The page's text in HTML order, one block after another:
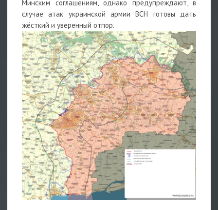
Минским соглашениям, однако предупреждают, в
случае атак украинской армии ВСН готовы дать
жёсткий и уверенный отпор.